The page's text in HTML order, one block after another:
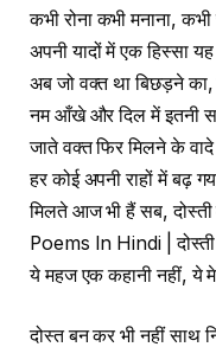
कभी रोना कभी मनाना,
अपनी यादों में एक हिस्सा यह
अब जो वक्त था बिछड़ने
नम आँखे और दिल में इतनी
जाते वक्त फिर मिलने के वादे
हर कोई अपनी राहों में बढ़
मिलते आज भी हैं सब,
Poems In Hindi |
ये महज एक कहानी नहीं, ये
दोस्त बन कर भी नहीं साथ